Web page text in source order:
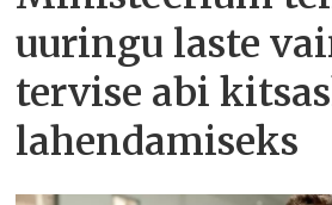
uuringu laste
tervise abi
lahendamiseks